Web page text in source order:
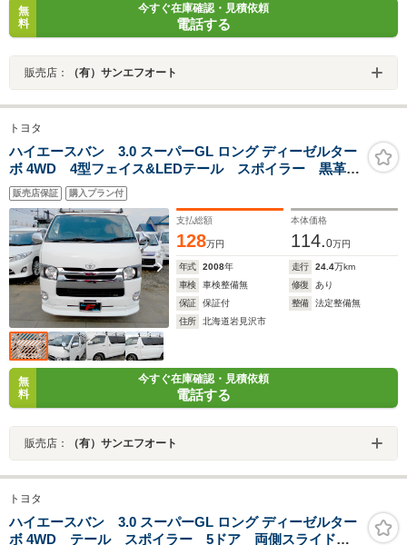
無
料
今すぐ在庫確認・見積依頼
電話する
販売店： （有）サンエフオート
トヨタ
ハイエースバン 3.0 スーパーGL ロング ディーゼルター
ボ 4WD 4型フェイス&LEDテール スポイラー 黒革調
シートカバー LEDヘッド&フォグ リアヒーター&クー
ラー タイミングベルト交換済 エンジンスターター
ナビTV&バックカメラ
販売店保証 購入プラン付
支払総額
128万円
本体価格
114.0万円
年式 2008年 走行 24.4万km
車検
車検整備無 修復
あり
保証
保証付 整備
法定整備無
住所
北海道岩見沢市
無
料
今すぐ在庫確認・見積依頼
電話する
販売店： （有）サンエフオート
トヨタ
ハイエースバン 3.0 スーパーGL ロング ディーゼルター
ボ 4WD テール スポイラー 5ドア 両側スライド